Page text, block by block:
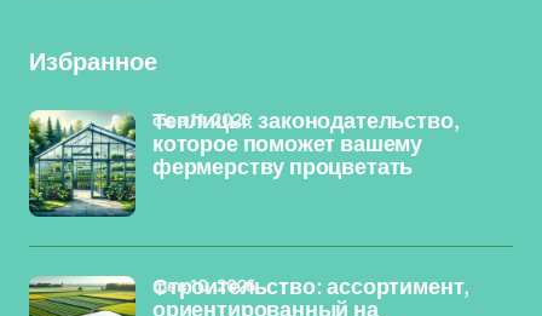
Избранное
Теплицы: законодательство,
которое поможет вашему
фермерству процветать
фев 11, 2026
Строительство: ассортимент,
ориентированный на
фев 10, 2026